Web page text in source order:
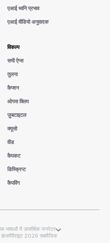
एआई ध्वनि प्रभाव
एआई वीडियो अनुवादक
विकल्प
सभी ऐप्स
तुलना
कैप्शन
ओपस क्लिप
ज़ुबटाइटल
क्यूसो
वीड
कैपकट
डिस्क्रिप्ट
कैपविंग
भाषाओं में उपशीर्षक जनरेटर
- ©कॉपीराइट 2026 सबमैजिक